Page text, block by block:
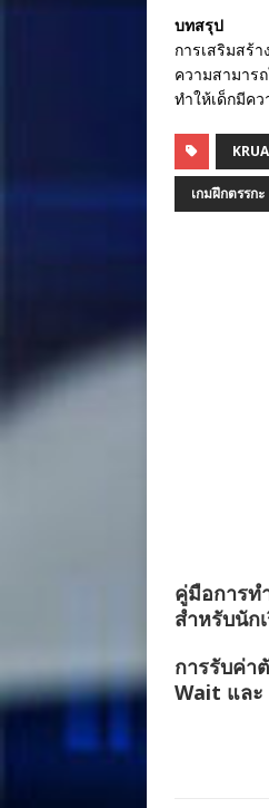
บทสรุป
การเสริมสร้
ความสามาร
ทำให้เด็กมีค
เกมฝึกตรรกะ
คู่มือการท
สำหรับนัก
การรับค่า
Wait และ